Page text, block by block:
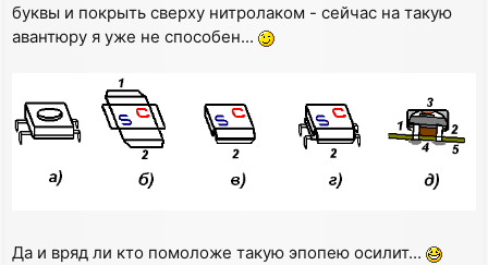
буквы и покрыть сверху нитролаком - сейчас на такую
авантюру я уже не способен...
Да и вряд ли кто помоложе такую эпопею осилит...